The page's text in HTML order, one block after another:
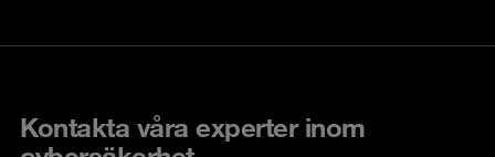
Kontakta våra experter inom